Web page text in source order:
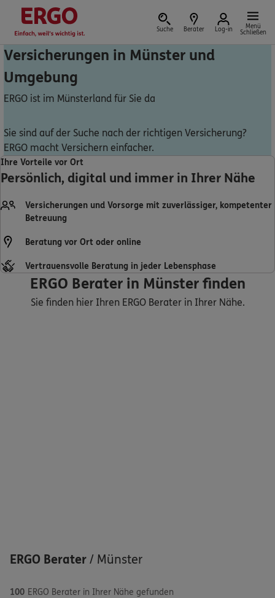
Suche Berater Log-in
Menü
Schließen
Versicherung vor Ort
Schaden oder Leistungsfall melden
Bequem online oder telefonisch
Nicht sicher, was Sie benötigen?
Versicherungen in Münster und
Umgebung
ERGO ist im Münsterland für Sie da
Sie sind auf der Suche nach der richtigen Versicherung?
ERGO macht Versichern einfacher.
Ihre Vorteile vor Ort
Persönlich, digital und immer in Ihrer Nähe
Versicherungen und Vorsorge mit zuverlässiger, kompetenter
Betreuung
Beratung vor Ort oder online
Vertrauensvolle Beratung in jeder Lebensphase
ERGO Berater in Münster finden
Sie finden hier Ihren ERGO Berater in Ihrer Nähe.
ERGO Berater / Münster
100 ERGO Berater in Ihrer Nähe gefunden